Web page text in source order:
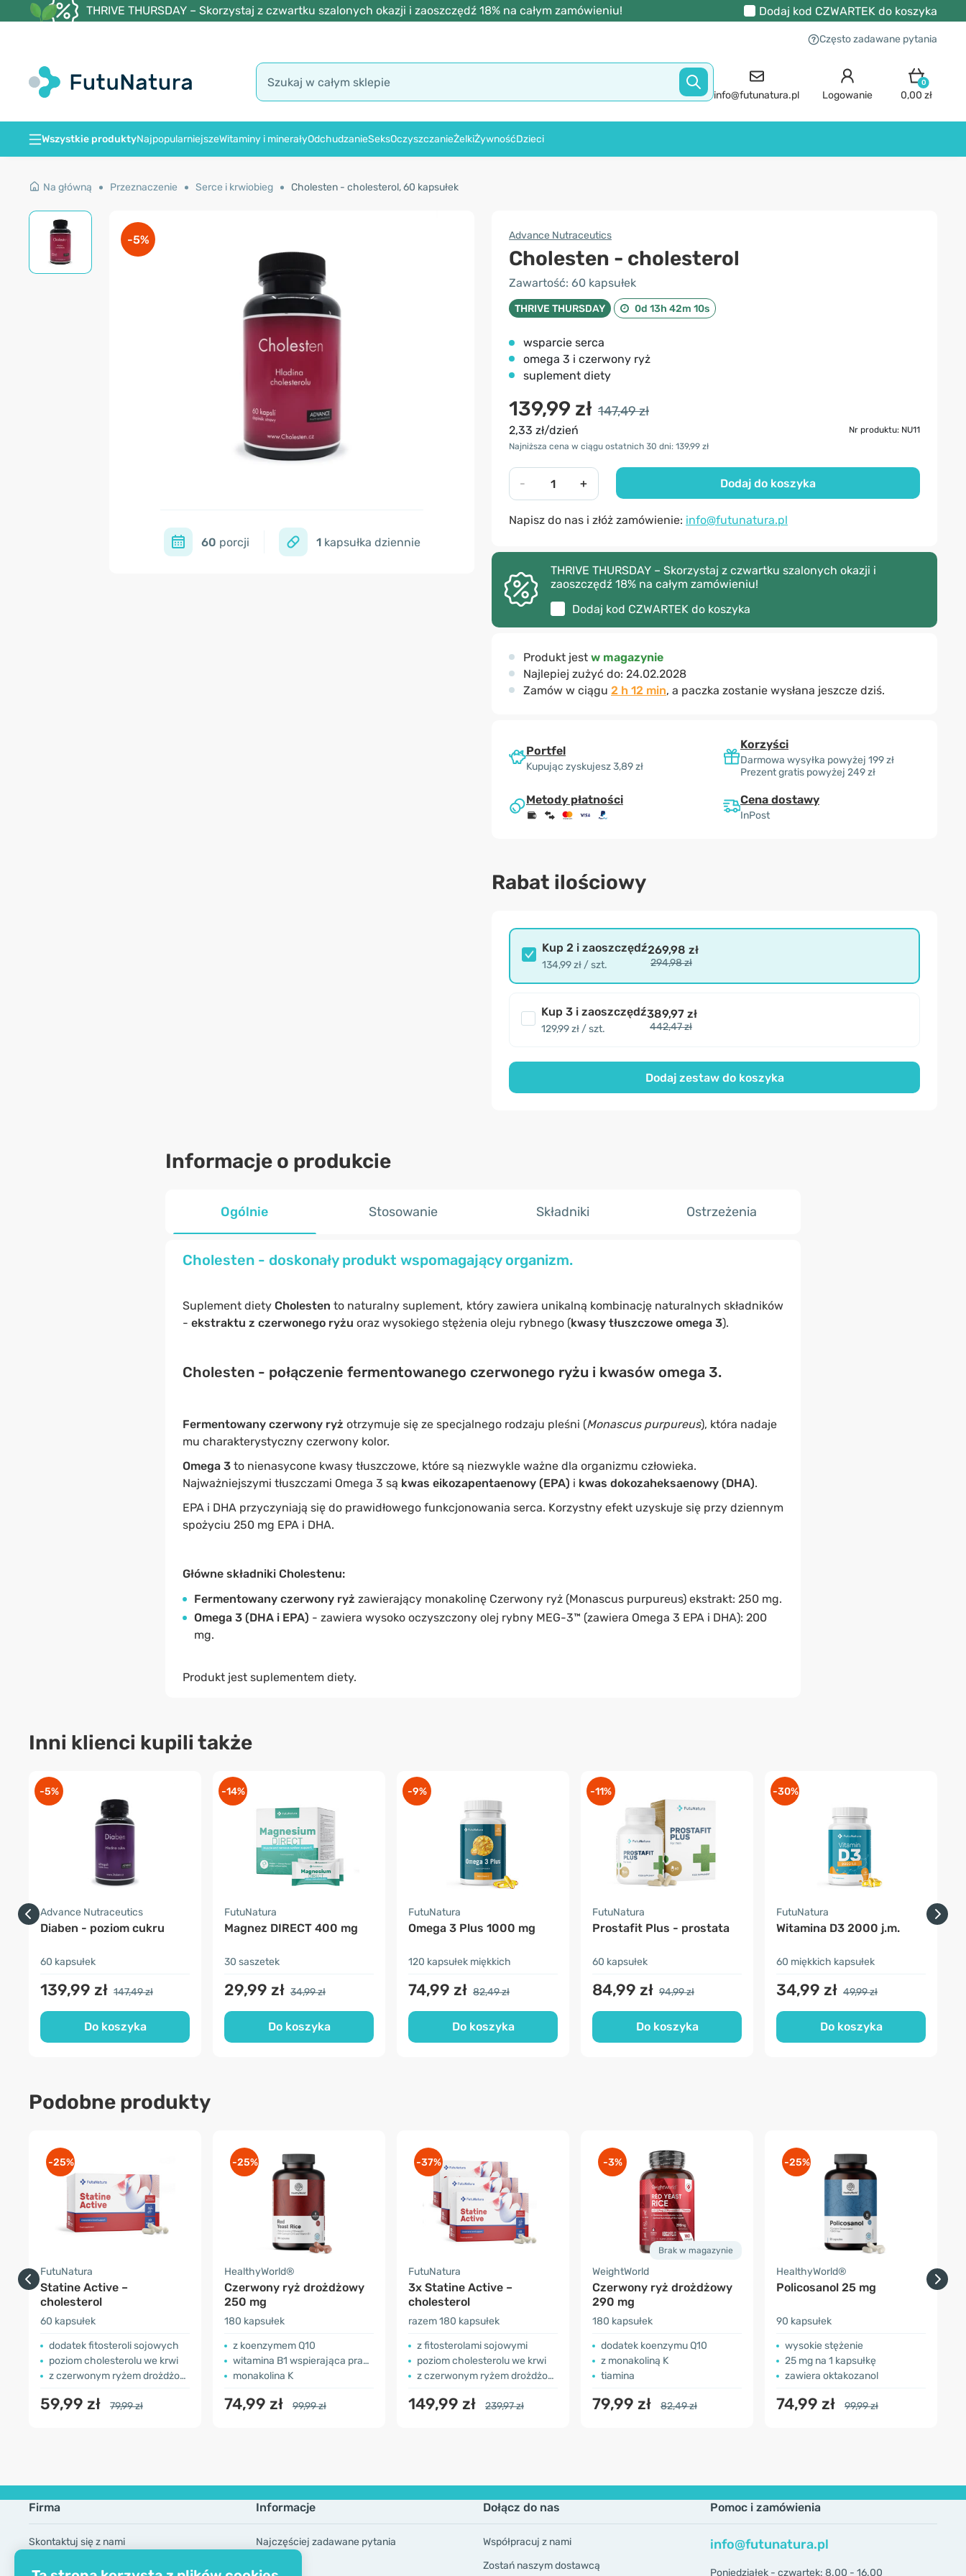
THRIVE THURSDAY – Skorzystaj z czwartku szalonych okazji i zaoszczędź 18% na całym zamówieniu! Dodaj kod CZWARTEKdo koszyka
Często zadawane pytania
info@futunatura.pl Logowanie
0
0,00 zł
Wszystkie produktyNajpopularniejszeWitaminy i minerałyOdchudzanieSeksOczyszczanieŻelkiŻywnośćDzieci
Na główną Przeznaczenie Serce i krwiobieg Cholesten - cholesterol, 60 kapsułek
-5%
60 porcji 1kapsułka dziennie
Advance Nutraceutics
Cholesten - cholesterol
Zawartość: 60 kapsułek
THRIVE THURSDAY 0d 13h 42m 9s
wsparcie serca
omega 3 i czerwony ryż
suplement diety
139,99 zł 147,49 zł
2,33 zł/dzień
Nr produktu: NU11
Najniższa cena w ciągu ostatnich 30 dni: 139,99 zł
- + Dodaj do koszyka
Napisz do nas i złóż zamówienie: info@futunatura.pl
THRIVE THURSDAY – Skorzystaj z czwartku szalonych okazji i
zaoszczędź 18% na całym zamówieniu!
Dodaj kod CZWARTEK do koszyka
Produkt jest w magazynie
Najlepiej zużyć do: 24.02.2028
Zamów w ciągu 2 h 12 min, a paczka zostanie wysłana jeszcze dziś.
Portfel
Kupując zyskujesz 3,89 zł
Korzyści
Darmowa wysyłka powyżej 199 zł
Prezent gratis powyżej 249 zł
Metody płatności Cena dostawy
InPost
Rabat ilościowy
Kup 2 i zaoszczędź
134,99 zł / szt.
269,98 zł
294,98 zł
Kup 3 i zaoszczędź
129,99 zł / szt.
389,97 zł
442,47 zł
Dodaj zestaw do koszyka
Informacje o produkcie
Ogólnie Stosowanie Składniki Ostrzeżenia
Cholesten - doskonały produkt wspomagający organizm.
Suplement diety Cholesten to naturalny suplement, który zawiera unikalną kombinację naturalnych składników
- ekstraktu z czerwonego ryżu oraz wysokiego stężenia oleju rybnego (kwasy tłuszczowe omega 3).
Cholesten - połączenie fermentowanego czerwonego ryżu i kwasów omega 3.
Fermentowany czerwony ryż otrzymuje się ze specjalnego rodzaju pleśni (Monascus purpureus), która nadaje
mu charakterystyczny czerwony kolor.
Omega 3to nienasycone kwasy tłuszczowe, które są niezwykle ważne dla organizmu człowieka.
Najważniejszymi tłuszczami Omega 3 są kwas eikozapentaenowy (EPA) i kwas dokozaheksaenowy (DHA).
EPA i DHA przyczyniają się do prawidłowego funkcjonowania serca. Korzystny efekt uzyskuje się przy dziennym
spożyciu 250 mg EPA i DHA.
Główne składniki Cholestenu:
Fermentowany czerwony ryż zawierający monakolinę Czerwony ryż (Monascus purpureus) ekstrakt: 250 mg.
Omega 3 (DHA i EPA) - zawiera wysoko oczyszczony olej rybny MEG-3™ (zawiera Omega 3 EPA i DHA): 200
mg.
Produkt jest suplementem diety.
Inni klienci kupili także
-5%
Advance Nutraceutics
Diaben - poziom cukru
60 kapsułek
139,99 zł 147,49 zł
Do koszyka
-14%
FutuNatura
Magnez DIRECT 400 mg
30 saszetek
29,99 zł 34,99 zł
Do koszyka
-9%
FutuNatura
Omega 3 Plus 1000 mg
120 kapsułek miękkich
74,99 zł 82,49 zł
Do koszyka
-11%
FutuNatura
Prostafit Plus - prostata
60 kapsułek
84,99 zł 94,99 zł
Do koszyka
-30%
FutuNatura
Witamina D3 2000 j.m.
60 miękkich kapsułek
34,99 zł 49,99 zł
Do koszyka
Podobne produkty
-25%
FutuNatura
Statine Active –
cholesterol
60 kapsułek
dodatek fitosteroli sojowych
poziom cholesterolu we krwi
z czerwonym ryżem drożdżowym
59,99 zł 79,99 zł
-25%
HealthyWorld®
Czerwony ryż drożdżowy
250 mg
180 kapsułek
z koenzymem Q10
witamina B1 wspierająca pracę serca
monakolina K
74,99 zł 99,99 zł
-37%
FutuNatura
3x Statine Active –
cholesterol
razem 180 kapsułek
z fitosterolami sojowymi
poziom cholesterolu we krwi
z czerwonym ryżem drożdżowym
149,99 zł 239,97 zł
-3%
Brak w magazynie
WeightWorld
Czerwony ryż drożdżowy
290 mg
180 kapsułek
dodatek koenzymu Q10
z monakoliną K
tiamina
79,99 zł 82,49 zł
-25%
HealthyWorld®
Policosanol 25 mg
90 kapsułek
wysokie stężenie
25 mg na 1 kapsułkę
zawiera oktakozanol
74,99 zł 99,99 zł
Firma
Skontaktuj się z nami
Informacje
Najczęściej zadawane pytania
Dołącz do nas
Współpracuj z nami
Zostań naszym dostawcą
Pomoc i zamówienia
info@futunatura.pl
Poniedziałek - czwartek: 8.00 - 16.00